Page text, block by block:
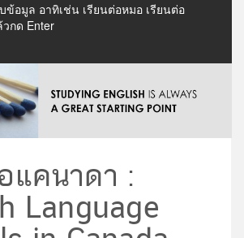
ข้อมูล อาทิเช่น เรียนต่อหมอ เรียนต่อ
กด Enter
แคนาดา :
Language